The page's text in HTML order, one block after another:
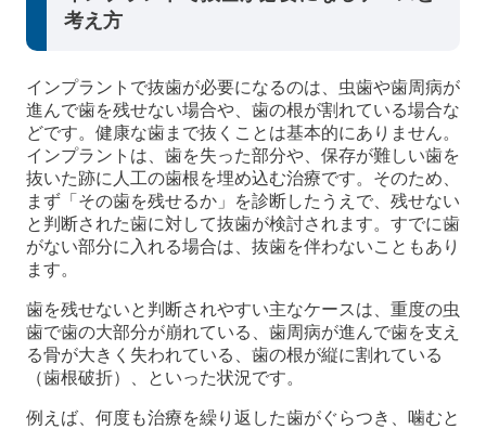
考え方
インプラントで抜歯が必要になるのは、虫歯や歯周病が
進んで歯を残せない場合や、歯の根が割れている場合な
どです。健康な歯まで抜くことは基本的にありません。
インプラントは、歯を失った部分や、保存が難しい歯を
抜いた跡に人工の歯根を埋め込む治療です。そのため、
まず「その歯を残せるか」を診断したうえで、残せない
と判断された歯に対して抜歯が検討されます。すでに歯
がない部分に入れる場合は、抜歯を伴わないこともあり
ます。
歯を残せないと判断されやすい主なケースは、重度の虫
歯で歯の大部分が崩れている、歯周病が進んで歯を支え
る骨が大きく失われている、歯の根が縦に割れている
（歯根破折）、といった状況です。
例えば、何度も治療を繰り返した歯がぐらつき、噛むと